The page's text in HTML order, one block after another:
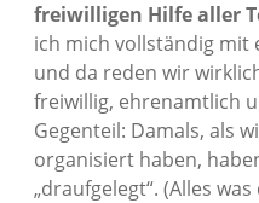
freiwilligen Hilfe aller
ich mich vollständig mit
und da reden wir
freiwillig, ehrenamtlich
Gegenteil: Damals, als
organisiert haben,
„draufgelegt“. (Alles